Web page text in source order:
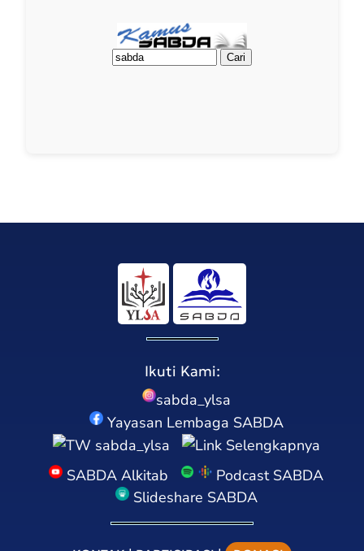
Ikuti Kami:
sabda_ylsa
Yayasan Lembaga SABDA
sabda_ylsa
Selengkapnya
SABDA Alkitab
Podcast SABDA
Slideshare SABDA